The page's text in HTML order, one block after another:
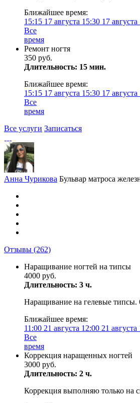
Ближайшее время:
15:15 17 августа 15:30 17 августа
Все
время
Ремонт ногтя
350 руб.
Длительность: 15 мин.
Ближайшее время:
15:15 17 августа 15:30 17 августа
Все
время
Все услуги Записаться
Анна Чурикова Бульвар матроса
Отзывы (262)
Наращивание ногтей на типсы
4000 руб.
Длительность: 3 ч.
Наращивание на гелевые типсы.
Ближайшее время:
11:00 21 августа 12:00 21 августа
Все
время
Коррекция наращенных ногтей
3000 руб.
Длительность: 2 ч.
Коррекция выполняю только на